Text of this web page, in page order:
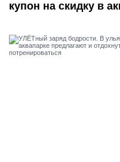
купон на скидку в